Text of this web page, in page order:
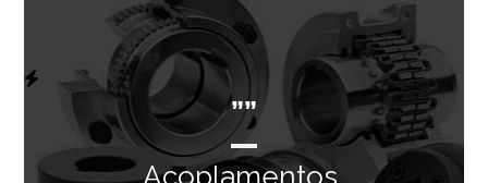
””
Acoplamentos